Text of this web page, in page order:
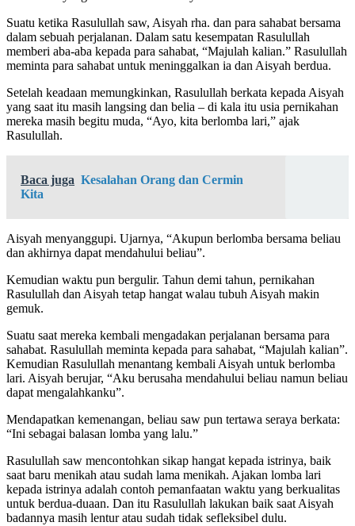
Suatu ketika Rasulullah saw, Aisyah rha. dan para sahabat bersama
dalam sebuah perjalanan. Dalam satu kesempatan Rasulullah
memberi aba-aba kepada para sahabat, “Majulah kalian.” Rasulullah
meminta para sahabat untuk meninggalkan ia dan Aisyah berdua.
Setelah keadaan memungkinkan, Rasulullah berkata kepada Aisyah
yang saat itu masih langsing dan belia – di kala itu usia pernikahan
mereka masih begitu muda, “Ayo, kita berlomba lari,” ajak
Rasulullah.
Baca juga Kesalahan Orang dan Cermin
Kita
Aisyah menyanggupi. Ujarnya, “Akupun berlomba bersama beliau
dan akhirnya dapat mendahului beliau”.
Kemudian waktu pun bergulir. Tahun demi tahun, pernikahan
Rasulullah dan Aisyah tetap hangat walau tubuh Aisyah makin
gemuk.
Suatu saat mereka kembali mengadakan perjalanan bersama para
sahabat. Rasulullah meminta kepada para sahabat, “Majulah kalian”.
Kemudian Rasulullah menantang kembali Aisyah untuk berlomba
lari. Aisyah berujar, “Aku berusaha mendahului beliau namun beliau
dapat mengalahkanku”.
Mendapatkan kemenangan, beliau saw pun tertawa seraya berkata:
“Ini sebagai balasan lomba yang lalu.”
Rasulullah saw mencontohkan sikap hangat kepada istrinya, baik
saat baru menikah atau sudah lama menikah. Ajakan lomba lari
kepada istrinya adalah contoh pemanfaatan waktu yang berkualitas
untuk berdua-duaan. Dan itu Rasulullah lakukan baik saat Aisyah
badannya masih lentur atau sudah tidak sefleksibel dulu.